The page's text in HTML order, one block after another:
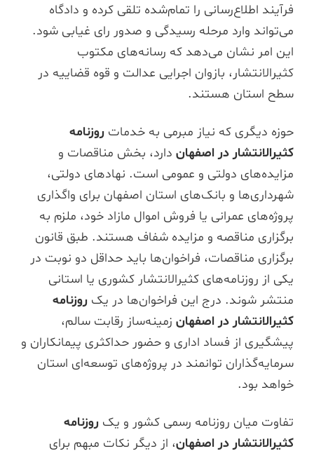
فرآیند اطلاع‌رسانی را تمام‌شده تلقی کرده و دادگاه
می‌تواند وارد مرحله رسیدگی و صدور رای غیابی شود.
این امر نشان می‌دهد که رسانه‌های مکتوب
کثیرالانتشار، بازوان اجرایی عدالت و قوه قضاییه در
سطح استان هستند.
حوزه دیگری که نیاز مبرمی به خدمات روزنامه
کثیرالانتشار در اصفهاندارد، بخش مناقصات و
مزایده‌های دولتی و عمومی است. نهادهای دولتی،
شهرداری‌ها و بانک‌های استان اصفهان برای واگذاری
پروژه‌های عمرانی یا فروش اموال مازاد خود، ملزم به
برگزاری مناقصه و مزایده شفاف هستند. طبق قانون
برگزاری مناقصات، فراخوان‌ها باید حداقل دو نوبت در
یکی از روزنامه‌های کثیرالانتشار کشوری یا استانی
منتشر شوند. درج این فراخوان‌ها در یک روزنامه
کثیرالانتشار در اصفهانزمینه‌ساز رقابت سالم،
پیشگیری از فساد اداری و حضور حداکثری پیمانکاران و
سرمایه‌گذاران توانمند در پروژه‌های توسعه‌ای استان
خواهد بود.
تفاوت میان روزنامه رسمی کشور و یک روزنامه
کثیرالانتشار در اصفهان، از دیگر نکات مبهم برای